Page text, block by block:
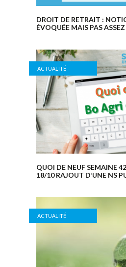
DROIT DE RETRAIT :
ÉVOQUÉE MAIS PAS
ACTUALITÉ
QUOI DE NEUF SEMAINE
18/10 RAJOUT D’UNE NS
ACTUALITÉ